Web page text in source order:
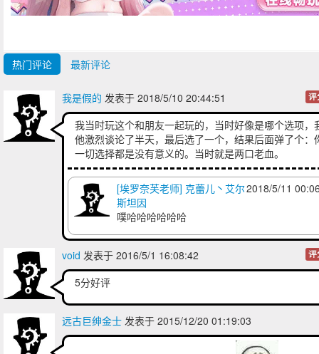
热门评论 最新评论
我是假的 发表于 2018/5/10 20:44:51 评
我当时玩这个和朋友一起玩的，当时好像是哪个选项，
他激烈谈论了半天，最后选了一个，结果后面弹了个：
一切选择都是没有意义的。当时就是两口老血。
2018/5/11
[埃罗奈芙老师] 克蕾儿丶艾尔
斯坦因
噗哈哈哈哈哈哈
void 发表于 2016/5/1 16:08:42 评
5分好评
远古巨绅金士 发表于 2015/12/20 01:19:03